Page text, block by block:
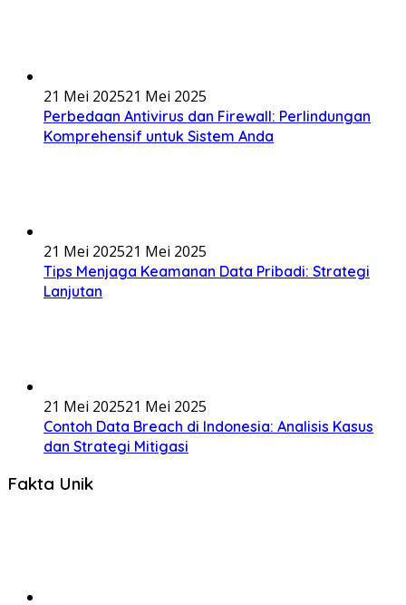
21 Mei 202521 Mei 2025
Perbedaan Antivirus dan Firewall: Perlindungan
Komprehensif untuk Sistem Anda
21 Mei 202521 Mei 2025
Tips Menjaga Keamanan Data Pribadi: Strategi
Lanjutan
21 Mei 202521 Mei 2025
Contoh Data Breach di Indonesia: Analisis Kasus
dan Strategi Mitigasi
Fakta Unik